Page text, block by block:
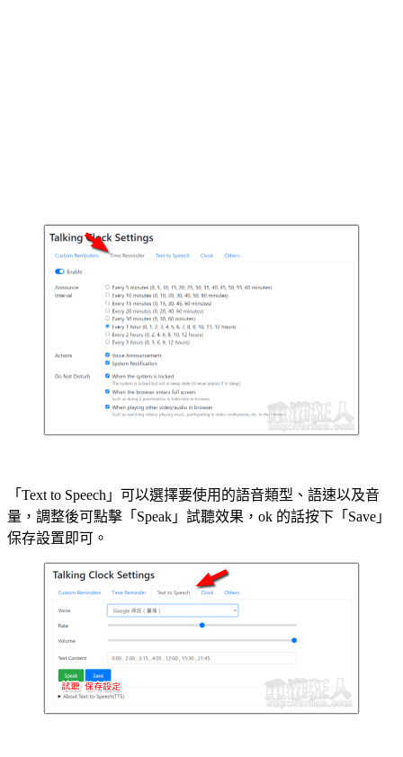
「Text to Speech」可以選擇要使用的語音類型、語速以及音
量，調整後可點擊「Speak」試聽效果，ok 的話按下「Save」
保存設置即可。